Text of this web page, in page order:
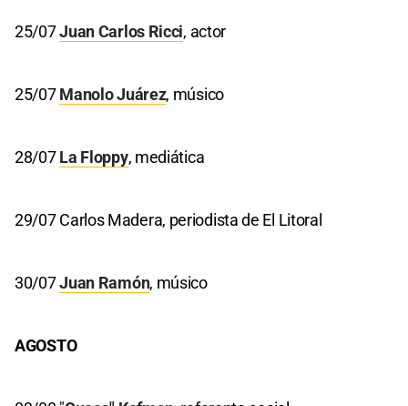
25/07Juan Carlos Ricci, actor
25/07Manolo Juárez, músico
28/07La Floppy, mediática
29/07 Carlos Madera, periodista de El Litoral
30/07Juan Ramón, músico
AGOSTO